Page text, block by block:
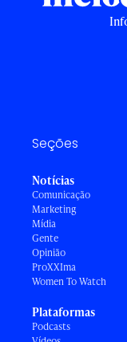
Seções
Notícias
Comunicação
Marketing
Mídia
Gente
Opinião
ProXXIma
Women To Watch
Plataformas
Podcasts